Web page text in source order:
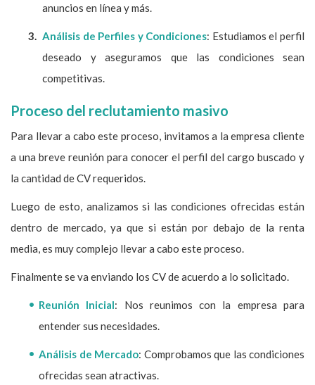
anuncios en línea y más.
Análisis de Perfiles y Condiciones: Estudiamos el perfil
deseado y aseguramos que las condiciones sean
competitivas.
Proceso del reclutamiento masivo
Para llevar a cabo este proceso, invitamos a la empresa cliente
a una breve reunión para conocer el perfil del cargo buscado y
la cantidad de CV requeridos.
Luego de esto, analizamos si las condiciones ofrecidas están
dentro de mercado, ya que si están por debajo de la renta
media, es muy complejo llevar a cabo este proceso.
Finalmente se va enviando los CV de acuerdo a lo solicitado.
Reunión Inicial: Nos reunimos con la empresa para
entender sus necesidades.
Análisis de Mercado: Comprobamos que las condiciones
ofrecidas sean atractivas.